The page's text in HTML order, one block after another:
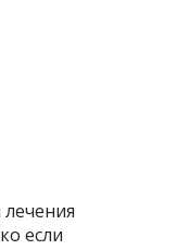
если